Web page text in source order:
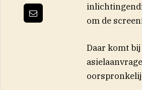
om de
Daar komt